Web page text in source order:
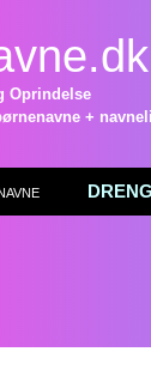
Oprindelse
+